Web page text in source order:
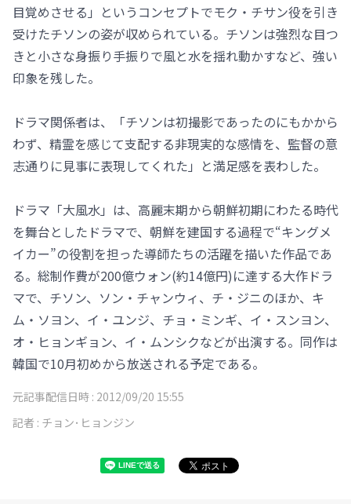
目覚めさせる」というコンセプトでモク・チサン役を引き
受けたチソンの姿が収められている。チソンは強烈な目つ
きと小さな身振り手振りで風と水を揺れ動かすなど、強い
印象を残した。
ドラマ関係者は、「チソンは初撮影であったのにもかから
わず、精霊を感じて支配する非現実的な感情を、監督の意
志通りに見事に表現してくれた」と満足感を表わした。
ドラマ「大風水」は、高麗末期から朝鮮初期にわたる時代
を舞台としたドラマで、朝鮮を建国する過程で“キングメ
イカー”の役割を担った導師たちの活躍を描いた作品であ
る。総制作費が200億ウォン(約14億円)に達する大作ドラ
マで、チソン、ソン・チャンウィ、チ・ジニのほか、キ
ム・ソヨン、イ・ユンジ、チョ・ミンギ、イ・スンヨン、
オ・ヒョンギョン、イ・ムンシクなどが出演する。同作は
韓国で10月初めから放送される予定である。
元記事配信日時 : 2012/09/20 15:55
記者 : チョン･ヒョンジン